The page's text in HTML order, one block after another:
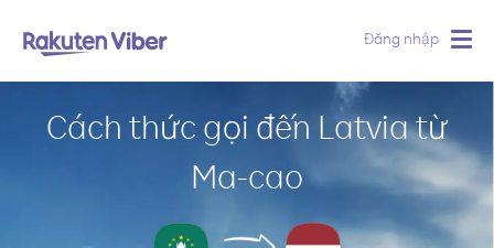
Đăng nhập
Cách thức gọi đến Latvia từ
Ma-cao